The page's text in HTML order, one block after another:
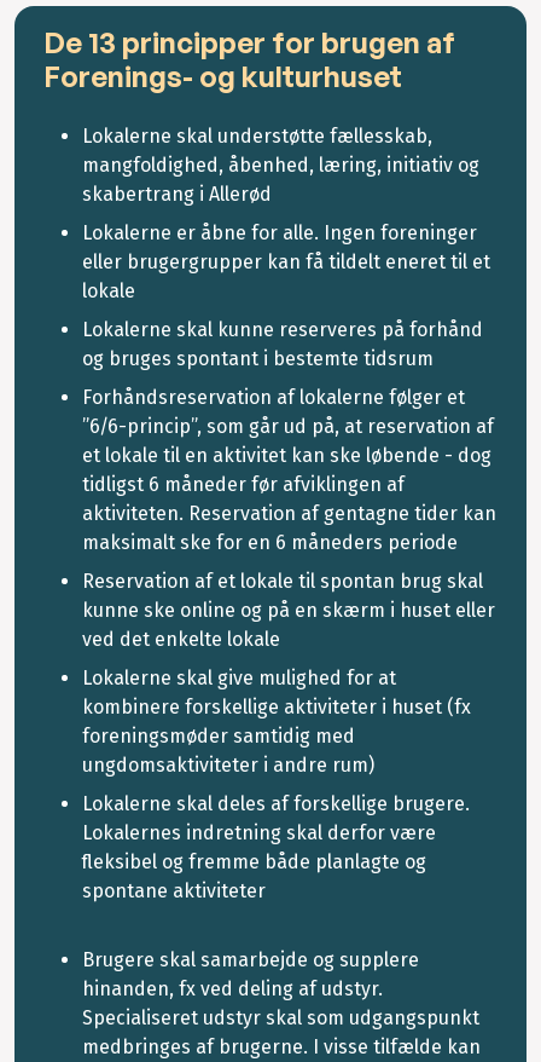
De 13 principper for brugen af
Forenings- og kulturhuset
Lokalerne skal understøtte fællesskab,
mangfoldighed, åbenhed, læring, initiativ og
skabertrang i Allerød
Lokalerne er åbne for alle. Ingen foreninger
eller brugergrupper kan få tildelt eneret til et
lokale
Lokalerne skal kunne reserveres på forhånd
og bruges spontant i bestemte tidsrum
Forhåndsreservation af lokalerne følger et
”6/6-princip”, som går ud på, at reservation af
et lokale til en aktivitet kan ske løbende - dog
tidligst 6 måneder før afviklingen af
aktiviteten. Reservation af gentagne tider kan
maksimalt ske for en 6 måneders periode
Reservation af et lokale til spontan brug skal
kunne ske online og på en skærm i huset eller
ved det enkelte lokale
Lokalerne skal give mulighed for at
kombinere forskellige aktiviteter i huset (fx
foreningsmøder samtidig med
ungdomsaktiviteter i andre rum)
Lokalerne skal deles af forskellige brugere.
Lokalernes indretning skal derfor være
fleksibel og fremme både planlagte og
spontane aktiviteter
Brugere skal samarbejde og supplere
hinanden, fx ved deling af udstyr.
Specialiseret udstyr skal som udgangspunkt
medbringes af brugerne. I visse tilfælde kan